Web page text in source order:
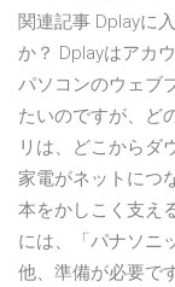
関連記事 Dplayに
か？ Dplayはアカ
パソコンのウェブ
たいのですが、ど
リは、どこからダ
家電がネットにつ
本をかしこく支え
には、「パナソニ
他、準備が必要で